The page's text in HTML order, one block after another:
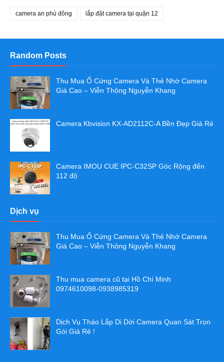
camera an phú đông lắp đặt camera tại quận 12
Random Posts
Thu Mua Ổ Cứng Camera Và Thẻ Nhớ Camera
Giá Cao – Viễn Thông Nguyễn Khang
Camera Kbvision KX-AD2112C-A Bền Đẹp Giá Rẻ
Camera IMOU CUE IPC-C32SP Góc Rộng đến
112 độ
Dịch vụ
Thu Mua Ổ Cứng Camera Và Thẻ Nhớ Camera
Giá Cao – Viễn Thông Nguyễn Khang
Thu mua camera cũ tại Hồ Chí Minh
0974610098-0938985319
Dịch Vụ Tháo Lắp Di Dời Camera Quan Sát Trọn
Gói Giá Rẻ !